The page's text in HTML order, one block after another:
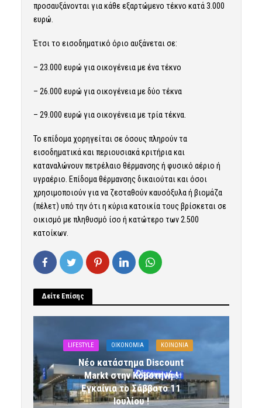
προσαυξάνονται για κάθε εξαρτώμενο τέκνο κατά 3.000
ευρώ.
​​​​​​​Έτσι το εισοδηματικό όριο αυξάνεται σε:
– 23.000 ευρώ για οικογένεια με ένα τέκνο
– 26.000 ευρώ για οικογένεια με δύο τέκνα
– 29.000 ευρώ για οικογένεια με τρία τέκνα.
Το επίδομα χορηγείται σε όσους πληρούν τα
εισοδηματικά και περιουσιακά κριτήρια και
καταναλώνουν πετρέλαιο θέρμανσης ή φυσικό αέριο ή
υγραέριο. Επίδομα θέρμανσης δικαιούται και όσοι
χρησιμοποιούν για να ζεσταθούν καυσόξυλα ή βιομάζα
(πέλετ) υπό την ότι η κύρια κατοικία τους βρίσκεται σε
οικισμό με πληθυσμό ίσο ή κατώτερο των 2.500
κατοίκων.
Δείτε Επίσης
LIFESTYLE OIKONOMIA ΚΟΙΝΩΝΙΑ
Νέο κατάστημα Discount
Markt στην Κομοτηνή !
Εγκαίνια το Σάββατο 11
Ιουλίου !